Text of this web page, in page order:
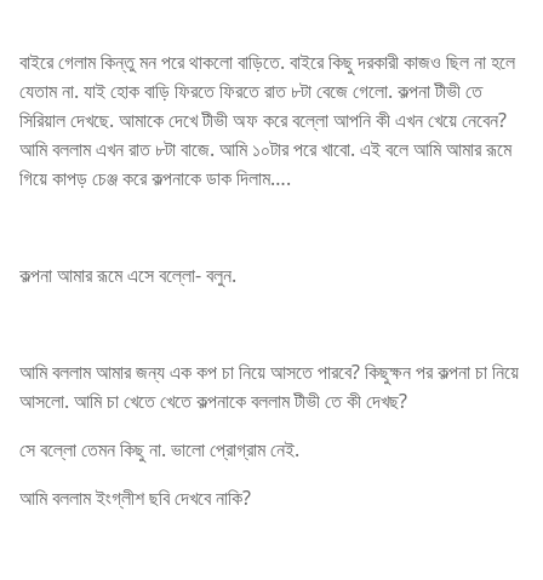
বাইরে গেলাম কিন্তু মন পরে থাকলো বাড়িতে. বাইরে কিছু দরকারী কাজও ছিল না হলে
যেতাম না. যাই হোক বাড়ি ফিরতে ফিরতে রাত ৮টা বেজে গেলো. কল্পনা টীভী তে
সিরিয়াল দেখছে. আমাকে দেখে টীভী অফ করে বল্লো আপনি কী এখন খেয়ে নেবেন?
আমি বললাম এখন রাত ৮টা বাজে. আমি ১০টার পরে খাবো. এই বলে আমি আমার রূমে
গিয়ে কাপড় চেঞ্জ করে কল্পনাকে ডাক দিলাম….
কল্পনা আমার রূমে এসে বল্লো- বলুন.
আমি বললাম আমার জন্য এক কপ চা নিয়ে আসতে পারবে? কিছুক্ষন পর কল্পনা চা নিয়ে
আসলো. আমি চা খেতে খেতে কল্পনাকে বললাম টীভী তে কী দেখছ?
সে বল্লো তেমন কিছু না. ভালো প্রোগ্রাম নেই.
আমি বললাম ইংগ্লীশ ছবি দেখবে নাকি?